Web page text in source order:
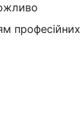
професійних